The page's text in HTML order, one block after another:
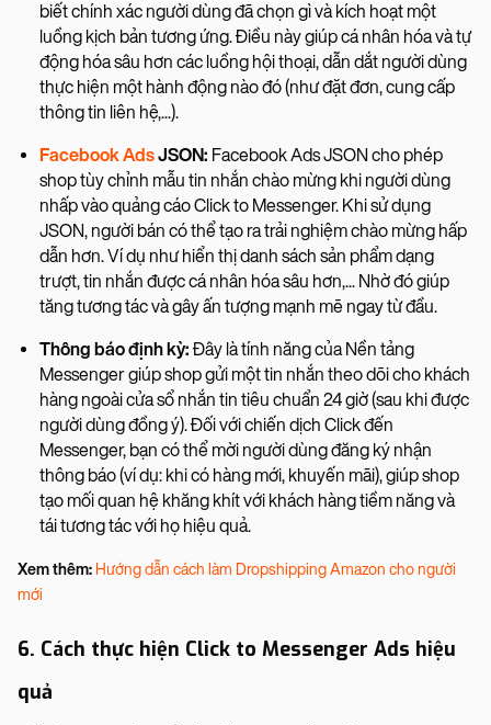
biết chính xác người dùng đã chọn gì và kích hoạt một
luồng kịch bản tương ứng. Điều này giúp cá nhân hóa và tự
động hóa sâu hơn các luồng hội thoại, dẫn dắt người dùng
thực hiện một hành động nào đó (như đặt đơn, cung cấp
thông tin liên hệ,...).
Facebook AdsJSON: Facebook Ads JSON cho phép
shop tùy chỉnh mẫu tin nhắn chào mừng khi người dùng
nhấp vào quảng cáo Click to Messenger. Khi sử dụng
JSON, người bán có thể tạo ra trải nghiệm chào mừng hấp
dẫn hơn. Ví dụ như hiển thị danh sách sản phẩm dạng
trượt, tin nhắn được cá nhân hóa sâu hơn,... Nhờ đó giúp
tăng tương tác và gây ấn tượng mạnh mẽ ngay từ đầu.
Thông báo định kỳ:Đây là tính năng của Nền tảng
Messenger giúp shop gửi một tin nhắn theo dõi cho khách
hàng ngoài cửa sổ nhắn tin tiêu chuẩn 24 giờ (sau khi được
người dùng đồng ý). Đối với chiến dịch Click đến
Messenger, bạn có thể mời người dùng đăng ký nhận
thông báo (ví dụ: khi có hàng mới, khuyến mãi), giúp shop
tạo mối quan hệ khăng khít với khách hàng tiềm năng và
tái tương tác với họ hiệu quả.
Xem thêm: Hướng dẫn cách làm Dropshipping Amazon cho người
mới
6. Cách thực hiện Click to Messenger Ads hiệu
quả